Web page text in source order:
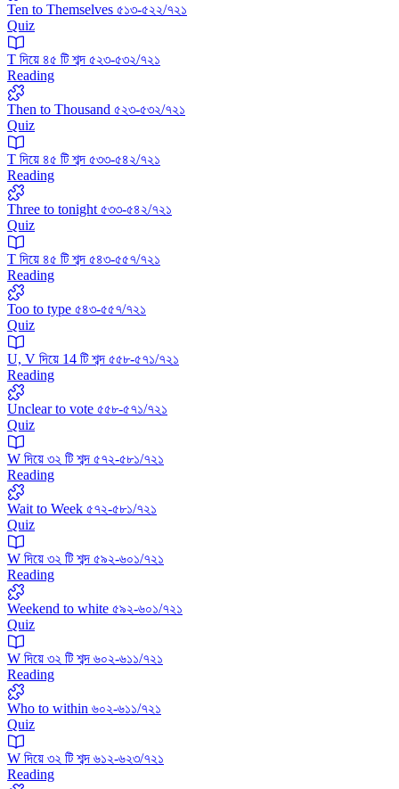
Ten to Themselves ৫১৩-৫২২/৭২১
Quiz
T দিয়ে ৪৫ টি শব্দ ৫২৩-৫৩২/৭২১
Reading
Then to Thousand ৫২৩-৫৩২/৭২১
Quiz
T দিয়ে ৪৫ টি শব্দ ৫৩৩-৫৪২/৭২১
Reading
Three to tonight ৫৩৩-৫৪২/৭২১
Quiz
T দিয়ে ৪৫ টি শব্দ ৫৪৩-৫৫৭/৭২১
Reading
Too to type ৫৪৩-৫৫৭/৭২১
Quiz
U, V দিয়ে 14 টি শব্দ ৫৫৮-৫৭১/৭২১
Reading
Unclear to vote ৫৫৮-৫৭১/৭২১
Quiz
W দিয়ে ৩২ টি শব্দ ৫৭২-৫৮১/৭২১
Reading
Wait to Week ৫৭২-৫৮১/৭২১
Quiz
W দিয়ে ৩২ টি শব্দ ৫৯২-৬০১/৭২১
Reading
Weekend to white ৫৯২-৬০১/৭২১
Quiz
W দিয়ে ৩২ টি শব্দ ৬০২-৬১১/৭২১
Reading
Who to within ৬০২-৬১১/৭২১
Quiz
W দিয়ে ৩২ টি শব্দ ৬১২-৬২৩/৭২১
Reading